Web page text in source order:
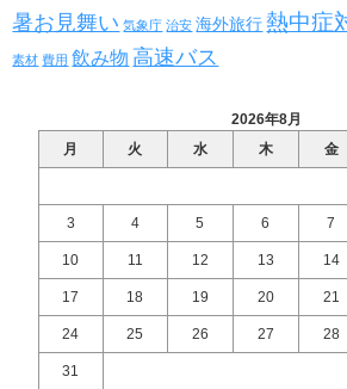
暑お見舞い 気象庁 治安 海外旅行 熱中症
素材 費用 飲み物 高速バス
2026年8月
月
火 水 木 金
3 4 5 6 7
10 11 12 13 14
17 18 19 20 21
24 25 26 27 28
31